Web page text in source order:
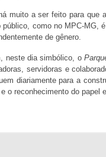
muito a ser feito para que
público, como no MPC-MG,
de gênero.
neste dia simbólico, o
servidoras e
diariamente para a
e o reconhecimento do papel